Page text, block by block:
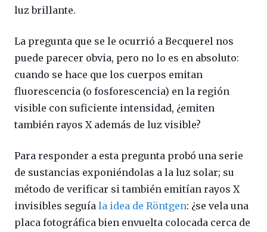
luz brillante.
La pregunta que se le ocurrió a Becquerel nos
puede parecer obvia, pero no lo es en absoluto:
cuando se hace que los cuerpos emitan
fluorescencia (o fosforescencia) en la región
visible con suficiente intensidad, ¿emiten
también rayos X además de luz visible?
Para responder a esta pregunta probó una serie
de sustancias exponiéndolas a la luz solar; su
método de verificar si también emitían rayos X
invisibles seguía la idea de Röntgen: ¿se vela una
placa fotográfica bien envuelta colocada cerca de